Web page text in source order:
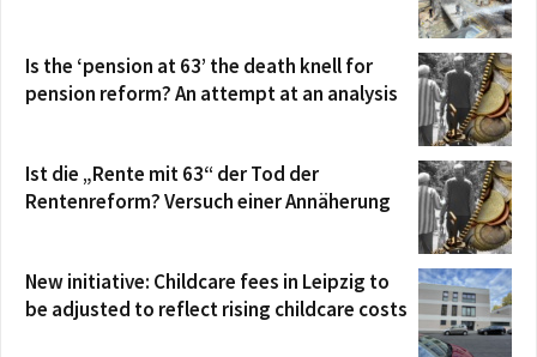
Is the ‘pension at 63’ the death knell for
pension reform? An attempt at an analysis
Ist die „Rente mit 63“ der Tod der
Rentenreform? Versuch einer Annäherung
New initiative: Childcare fees in Leipzig to
be adjusted to reflect rising childcare costs